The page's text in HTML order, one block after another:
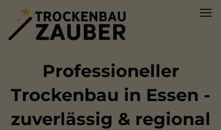
Professioneller
Trockenbau in Essen -
zuverlässig & regional